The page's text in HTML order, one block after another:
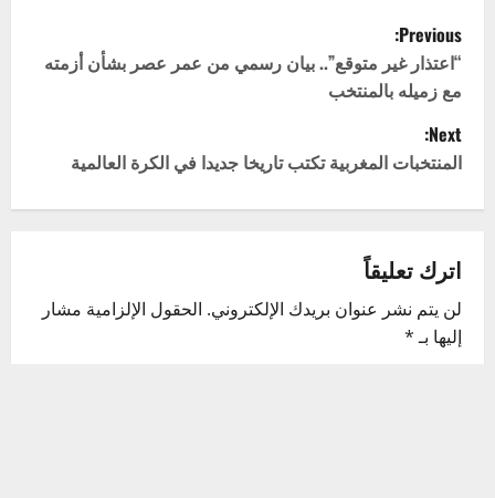
P
o
s
t
n
a
v
i
Previous:
“اعتذار غير متوقع”.. بيان رسمي من عمر عصر بشأن أزمته
مع زميله بالمنتخب
Next:
المنتخبات المغربية تكتب تاريخا جديدا في الكرة العالمية
اترك تعليقاً
لن يتم نشر عنوان بريدك الإلكتروني. الحقول الإلزامية مشار
إليها بـ*